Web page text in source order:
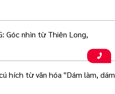
Góc nhìn từ Thiên Long,
hích từ văn hóa "Dám làm, dám